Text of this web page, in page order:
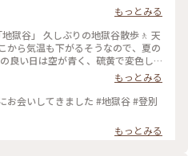
もっとみる
獄谷」 久しぶりの地獄谷散歩🚶 天
から気温も下がるそうなので、夏の
✨ 地獄なんですけどね👹 風は
れ以上に地熱が暑い(笑) そろそろ、
ようかな😃♨️🎶 #北海道#登
#クラシカルな街#ことりっぷ旅
もっとみる
てきました #地獄谷 #登別
もっとみる